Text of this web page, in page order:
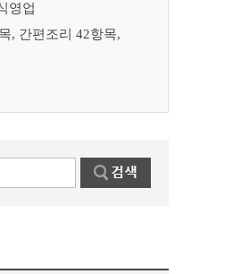
영업
, 간편조리 42항목,